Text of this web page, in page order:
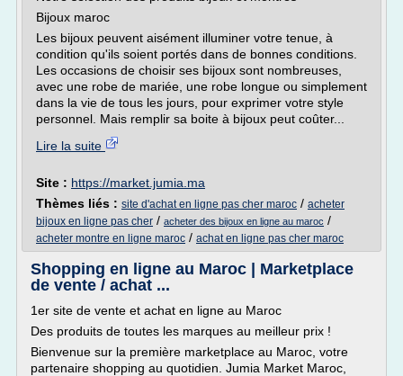
Bijoux maroc
Les bijoux peuvent aisément illuminer votre tenue, à
condition qu'ils soient portés dans de bonnes conditions.
Les occasions de choisir ses bijoux sont nombreuses,
avec une robe de mariée, une robe longue ou simplement
dans la vie de tous les jours, pour exprimer votre style
personnel. Mais remplir sa boite à bijoux peut coûter...
Lire la suite
Site : https://market.jumia.ma
Thèmes liés : site d'achat en ligne pas cher maroc / acheter
bijoux en ligne pas cher / acheter des bijoux en ligne au maroc /
acheter montre en ligne maroc / achat en ligne pas cher maroc
Shopping en ligne au Maroc | Marketplace
de vente / achat ...
1er site de vente et achat en ligne au Maroc
Des produits de toutes les marques au meilleur prix !
Bienvenue sur la première marketplace au Maroc, votre
partenaire shopping au quotidien. Jumia Market Maroc,